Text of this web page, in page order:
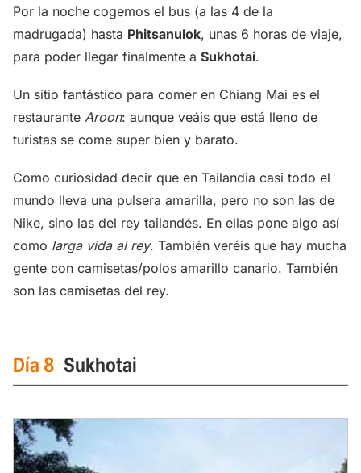
Por la noche cogemos el bus (a las 4 de la
madrugada) hasta Phitsanulok, unas 6 horas de viaje,
para poder llegar finalmente a Sukhotai.
Un sitio fantástico para comer en Chiang Mai es el
restaurante Aroon: aunque veáis que está lleno de
turistas se come super bien y barato.
Como curiosidad decir que en Tailandia casi todo el
mundo lleva una pulsera amarilla, pero no son las de
Nike, sino las del rey tailandés. En ellas pone algo así
como larga vida al rey. También veréis que hay mucha
gente con camisetas/polos amarillo canario. También
son las camisetas del rey.
Día 8 Sukhotai